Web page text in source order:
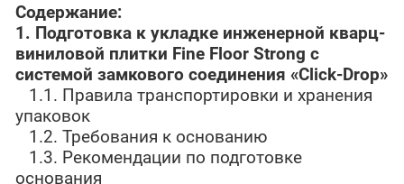
Содержание:
1. Подготовка к укладке инженерной кварц-
виниловой плитки Fine Floor Strong с
системой замкового соединения «Click-Drop»
1.1. Правила транспортировки и хранения
упаковок
1.2. Требования к основанию
1.3. Рекомендации по подготовке
основания